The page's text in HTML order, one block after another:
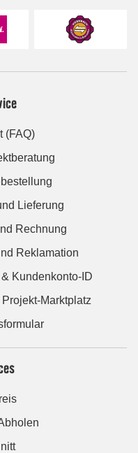
(FAQ)
Lieferung
Rechnung
Reklamation
Kundenkonto-ID
Marktplatz